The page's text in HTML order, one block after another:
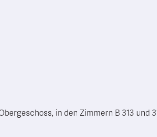
in den Zimmern B 313 und